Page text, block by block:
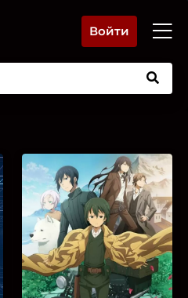
Войти